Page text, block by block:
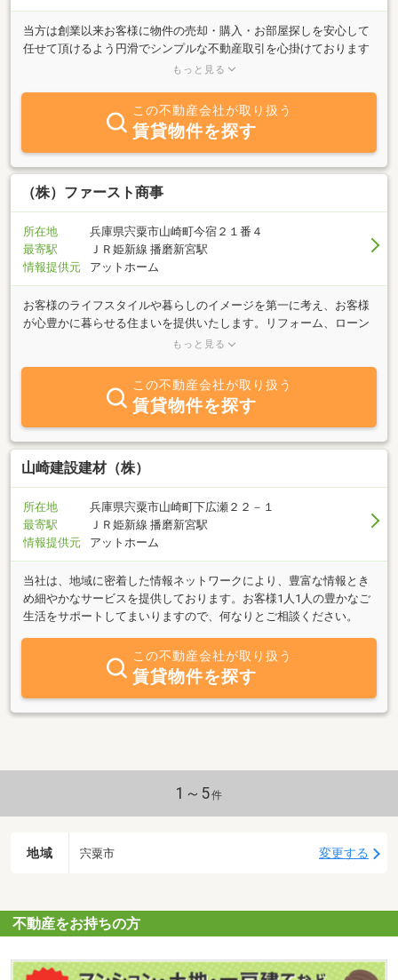
当方は創業以来お客様に物件の売却・購入・お部屋探しを安心して
任せて頂けるよう円滑でシンプルな不動産取引を心掛けております
これからも地域密着型を目指していく所存であります。どうぞお気
もっと見る
この不動産会社が取り扱う
賃貸物件を探す
（株）ファースト商事
所在地
兵庫県宍粟市山崎町今宿２１番４
最寄駅
ＪＲ姫新線 播磨新宮駅
情報提供元
アットホーム
お客様のライフスタイルや暮らしのイメージを第一に考え、お客様
が心豊かに暮らせる住まいを提供いたします。リフォーム、ローン
の相談もお気軽にお申し付け下さい。賃貸・売買のことなら(株)フ
心よりお待ち申し上げております。
もっと見る
この不動産会社が取り扱う
賃貸物件を探す
山崎建設建材（株）
所在地
兵庫県宍粟市山崎町下広瀬２２－１
最寄駅
ＪＲ姫新線 播磨新宮駅
情報提供元
アットホーム
当社は、地域に密着した情報ネットワークにより、豊富な情報とき
め細やかなサービスを提供しております。お客様1人1人の豊かなご
生活をサポートしてまいりますので、何なりとご相談ください。
この不動産会社が取り扱う
賃貸物件を探す
1～5件
地域 宍粟市 変更する
不動産をお持ちの方